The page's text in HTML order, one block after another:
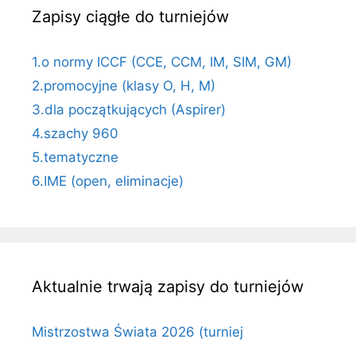
Zapisy ciągłe do turniejów
1.o normy ICCF (CCE, CCM, IM, SIM, GM)
2.promocyjne (klasy O, H, M)
3.dla początkujących (Aspirer)
4.szachy 960
5.tematyczne
6.IME (open, eliminacje)
Aktualnie trwają zapisy do turniejów
Mistrzostwa Świata 2026 (turniej